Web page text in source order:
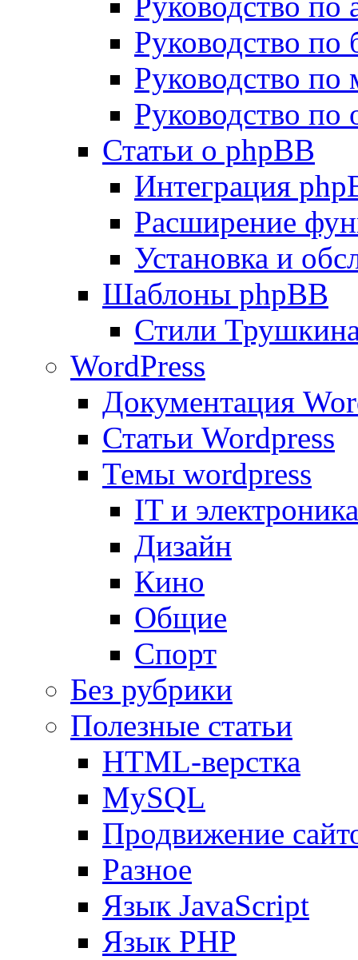
Руководство по
Руководство
Руководство
Статьи о phpBB
Интеграция
Расширение
Установка и
Шаблоны phpBB
Стили
WordPress
Документация
Статьи Wordpress
Темы wordpress
IT и электроника
Дизайн
Кино
Общие
Спорт
Без рубрики
Полезные статьи
HTML-верстка
MySQL
Продвижение
Разное
Язык JavaScript
Язык PHP